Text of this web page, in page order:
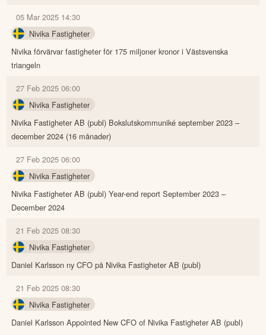
05 Mar 2025 14:30
Nivika Fastigheter
Nivika förvärvar fastigheter för 175 miljoner kronor i Västsvenska
triangeln
27 Feb 2025 06:00
Nivika Fastigheter
Nivika Fastigheter AB (publ) Bokslutskommuniké september 2023 –
december 2024 (16 månader)
27 Feb 2025 06:00
Nivika Fastigheter
Nivika Fastigheter AB (publ) Year-end report September 2023 –
December 2024
21 Feb 2025 08:30
Nivika Fastigheter
Daniel Karlsson ny CFO på Nivika Fastigheter AB (publ)
21 Feb 2025 08:30
Nivika Fastigheter
Daniel Karlsson Appointed New CFO of Nivika Fastigheter AB (publ)